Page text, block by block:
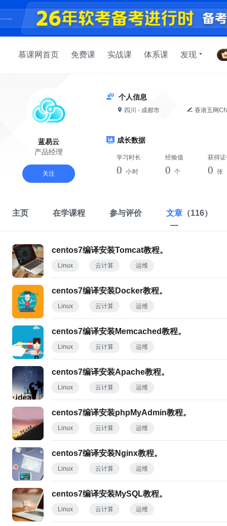
慕课网首页 免费课 实战课 体系课 发现
蓝易云
产品经理
关注
个人信息
四川 - 成都市 香港五网
成长数据
学习时长
0 小时
经验值
0 个
获得
0 张
主页 在学课程 参与评价 文章 （116）
centos7编译安装Tomcat教程。
Linux 云计算 运维
centos7编译安装Docker教程。
Linux 云计算 运维
centos7编译安装Memcached教程。
Linux 云计算 运维
centos7编译安装Apache教程。
Linux 云计算 运维
centos7编译安装phpMyAdmin教程。
Linux 云计算 运维
centos7编译安装Nginx教程。
Linux 云计算 运维
centos7编译安装MySQL教程。
Linux 云计算 运维